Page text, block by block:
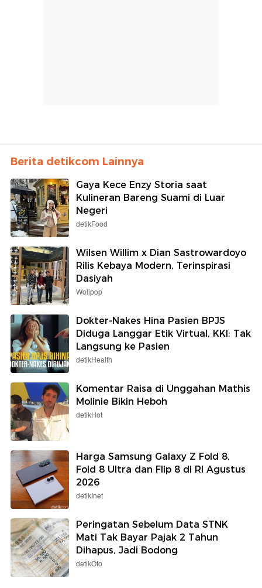
Berita detikcom Lainnya
Gaya Kece Enzy Storia saat
Kulineran Bareng Suami di Luar
Negeri
detikFood
Wilsen Willim x Dian Sastrowardoyo
Rilis Kebaya Modern, Terinspirasi
Dasiyah
Wolipop
Dokter-Nakes Hina Pasien BPJS
Diduga Langgar Etik Virtual, KKI: Tak
Langsung ke Pasien
detikHealth
Komentar Raisa di Unggahan Mathis
Molinie Bikin Heboh
detikHot
Harga Samsung Galaxy Z Fold 8,
Fold 8 Ultra dan Flip 8 di RI Agustus
2026
detikInet
Peringatan Sebelum Data STNK
Mati Tak Bayar Pajak 2 Tahun
Dihapus, Jadi Bodong
detikOto